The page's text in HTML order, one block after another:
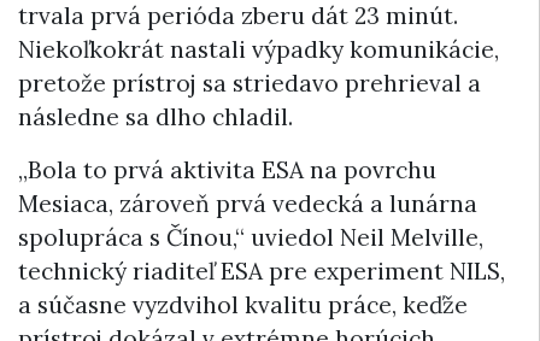
trvala prvá perióda zberu dát 23 minút.
Niekoľkokrát nastali výpadky komunikácie,
pretože prístroj sa striedavo prehrieval a
následne sa dlho chladil.
„Bola to prvá aktivita ESA na povrchu
Mesiaca, zároveň prvá vedecká a lunárna
spolupráca s Čínou,“ uviedol Neil Melville,
technický riaditeľ ESA pre experiment NILS,
a súčasne vyzdvihol kvalitu práce, keďže